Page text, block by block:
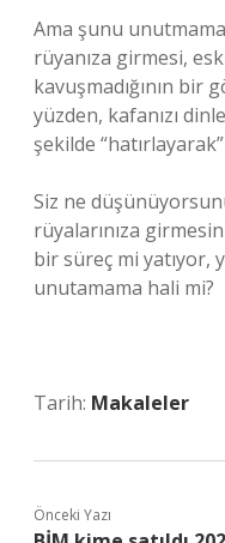
Ama şunu
rüyanıza girmesi,
kavuşmadığının bir
yüzden, kafanızı
şekilde
Siz ne
rüyalarınıza
bir süreç mi yatıyor,
unutamama hali mi?
Tarih: Makaleler
Önceki Yazı